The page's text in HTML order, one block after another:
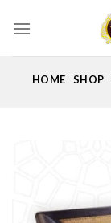
HOME SHOP